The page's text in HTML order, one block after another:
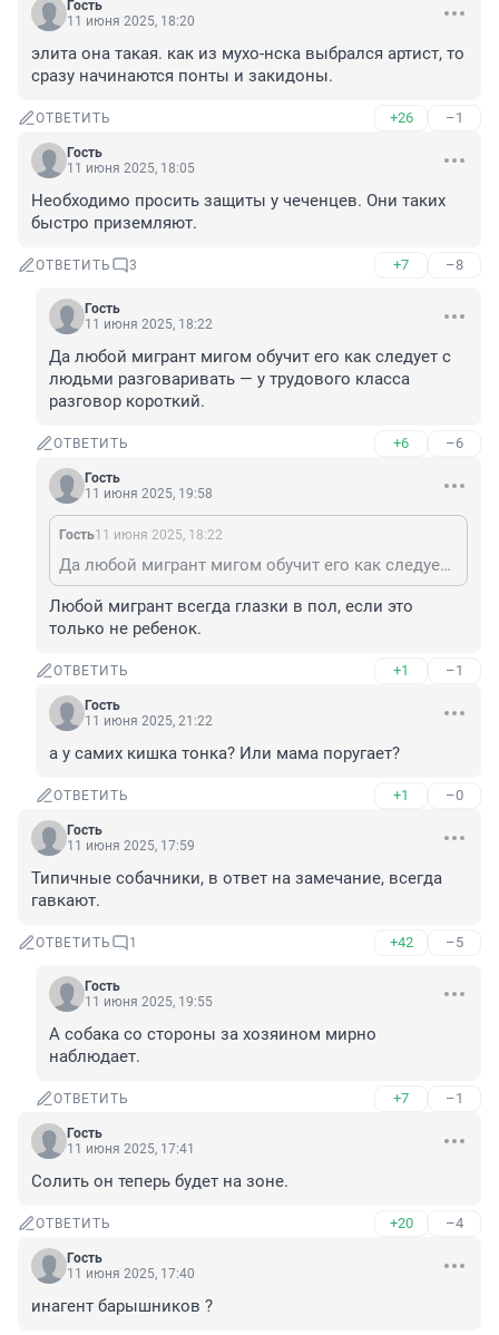
Гость
11 июня 2025, 18:20
элита она такая. как из мухо-нска выбрался артист, то
сразу начинаются понты и закидоны.
ОТВЕТИТЬ +26 –1
Гость
11 июня 2025, 18:05
Необходимо просить защиты у чеченцев. Они таких
быстро приземляют.
ОТВЕТИТЬ 3 +7 –8
Гость
11 июня 2025, 18:22
Да любой мигрант мигом обучит его как следует с
людьми разговаривать — у трудового класса
разговор короткий.
ОТВЕТИТЬ +6 –6
Гость
11 июня 2025, 19:58
Гость11 июня 2025, 18:22
Да любой мигрант мигом обучит его как следует с людьми разговаривать — у трудового класса разговор короткий.
Любой мигрант всегда глазки в пол, если это
только не ребенок.
ОТВЕТИТЬ +1 –1
Гость
11 июня 2025, 21:22
а у самих кишка тонка? Или мама поругает?
ОТВЕТИТЬ +1 –0
Гость
11 июня 2025, 17:59
Типичные собачники, в ответ на замечание, всегда
гавкают.
ОТВЕТИТЬ 1 +42 –5
Гость
11 июня 2025, 19:55
А собака со стороны за хозяином мирно
наблюдает.
ОТВЕТИТЬ +7 –1
Гость
11 июня 2025, 17:41
Солить он теперь будет на зоне.
ОТВЕТИТЬ +20 –4
Гость
11 июня 2025, 17:40
инагент барышников ?